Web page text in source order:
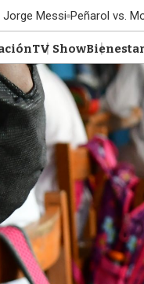
Jorge Messi Peñarol vs.
TV Show